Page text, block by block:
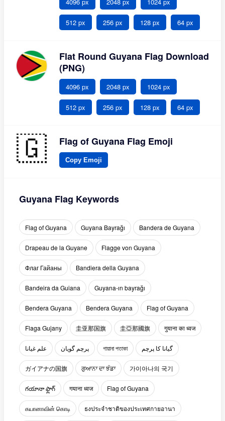
512 px 256 px 128 px 64 px
Flat Round Guyana Flag Download
(PNG)
4096 px 2048 px 1024 px
512 px 256 px 128 px 64 px
Flag of Guyana Flag Emoji
Copy Emoji
Guyana Flag Keywords
Flag of Guyana Guyana Bayrağı Bandera de Guyana
Drapeau de la Guyane Flagge von Guyana
Флаг Гайаны Bandiera della Guyana
Bandeira da Guiana Guyana-ın bayrağı
Bendera Guyana Bendera Guyana Flag of Guyana
Flaga Gujany 圭亚那国旗 圭亞那國旗 गुयाना का ध्वज
علم غيانا پرچم گویان গায়ানা পতাকা گیانا کا پرچم
ガイアナの国旗 ਗੁਆਨਾ ਦਾ ਝੰਡਾ 가이아나의 국기
గయానా ఫ్లాగ్ गयाना ध्वज Flag of Guyana
கயானாவின் கொடி ธงประจำชาติของประเทศกายอานา